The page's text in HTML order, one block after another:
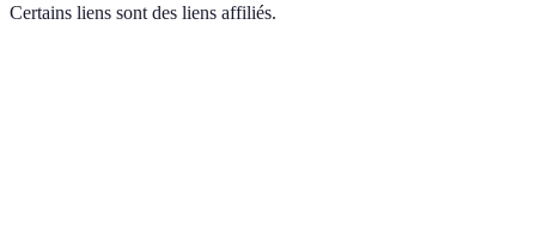
Certains liens sont des liens affiliés.